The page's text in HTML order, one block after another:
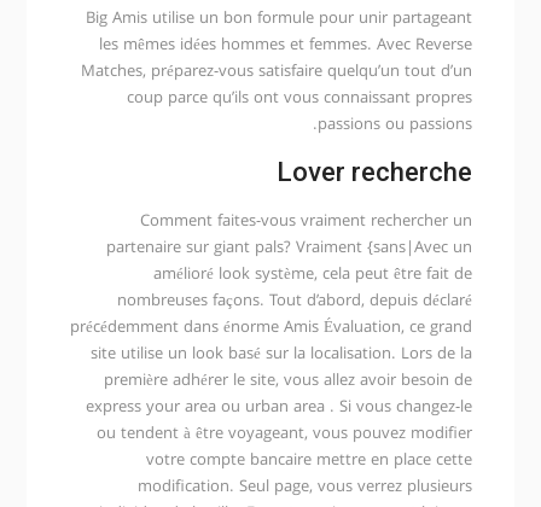
Big Amis utilise un bon formule pour unir partageant
les mêmes idées hommes et femmes. Avec Reverse
Matches, préparez-vous satisfaire quelqu’un tout d’un
coup parce qu’ils ont vous connaissant propres
passions ou passions.
Lover recherche
Comment faites-vous vraiment rechercher un
partenaire sur giant pals? Vraiment {sans|Avec un
amélioré look système, cela peut être fait de
nombreuses façons. Tout d’abord, depuis déclaré
précédemment dans énorme Amis Évaluation, ce grand
site utilise un look basé sur la localisation. Lors de la
première adhérer le site, vous allez avoir besoin de
express your area ou urban area . Si vous changez-le
ou tendent à être voyageant, vous pouvez modifier
votre compte bancaire mettre en place cette
modification. Seul page, vous verrez plusieurs